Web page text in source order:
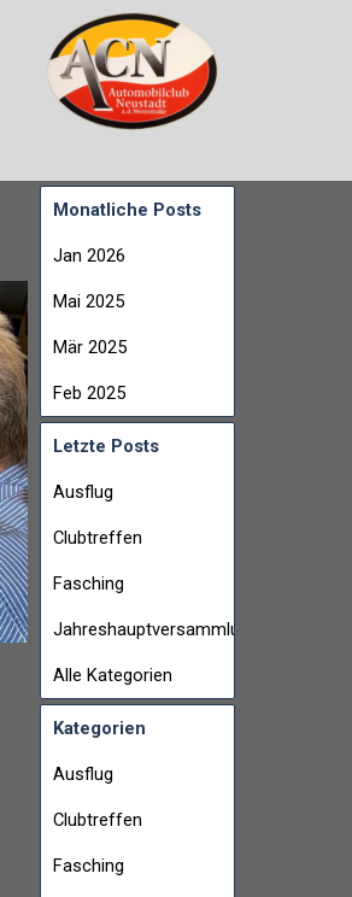
Monatliche Posts
Jan 2026
Mai 2025
Mär 2025
Feb 2025
Letzte Posts
Ausflug
Clubtreffen
Fasching
Jahreshauptversammlung
Alle Kategorien
Kategorien
Ausflug
Clubtreffen
Fasching